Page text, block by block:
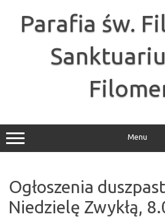
Parafia św.
Menu
Ogłoszenia
Niedzielę Zwykłą,